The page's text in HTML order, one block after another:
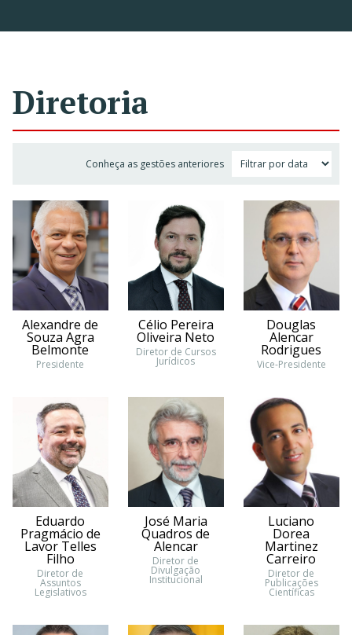
Diretoria
Conheça as gestões anteriores
Alexandre de
Souza Agra
Belmonte
Presidente
Célio Pereira
Oliveira Neto
Diretor de Cursos
Jurídicos
Douglas
Alencar
Rodrigues
Vice-Presidente
Eduardo
Pragmácio de
Lavor Telles
Filho
Diretor de
Assuntos
Legislativos
José Maria
Quadros de
Alencar
Diretor de
Divulgação
Institucional
Luciano
Dorea
Martinez
Carreiro
Diretor de
Publicações
Científicas